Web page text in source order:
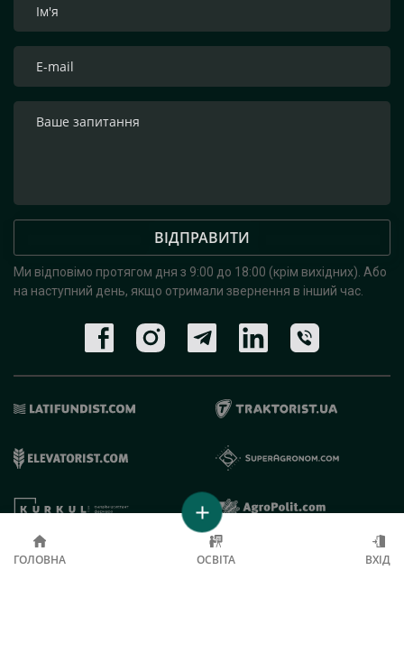
ВІДПРАВИТИ
Ми відповімо протягом дня з 9:00 до 18:00 (крім вихідних). Або
на наступний день, якщо отримали звернення в інший час.
© 2019 - 2026 AgroRobota. Всі права захищені.
ГОЛОВНА ОСВІТА ВХІД